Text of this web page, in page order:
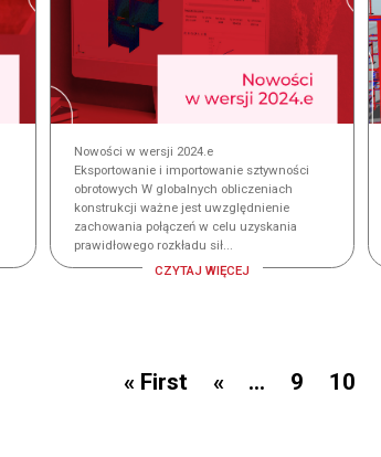
Nowości w wersji 2024.e
Eksportowanie i importowanie sztywności
obrotowych W globalnych obliczeniach
konstrukcji ważne jest uwzględnienie
zachowania połączeń w celu uzyskania
prawidłowego rozkładu sił...
CZYTAJ WIĘCEJ
« First « ... 9 10